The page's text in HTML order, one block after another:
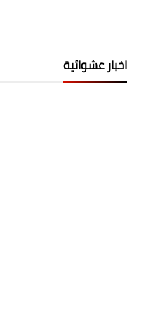
اخبار عشوائية